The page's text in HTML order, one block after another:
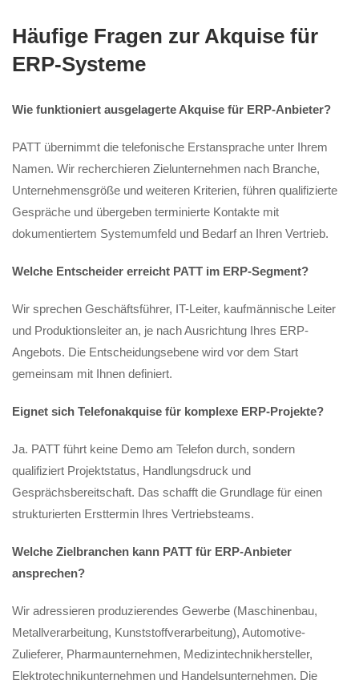
Häufige Fragen zur Akquise für
ERP-Systeme
Wie funktioniert ausgelagerte Akquise für ERP-Anbieter?
PATT übernimmt die telefonische Erstansprache unter Ihrem
Namen. Wir recherchieren Zielunternehmen nach Branche,
Unternehmensgröße und weiteren Kriterien, führen qualifizierte
Gespräche und übergeben terminierte Kontakte mit
dokumentiertem Systemumfeld und Bedarf an Ihren Vertrieb.
Welche Entscheider erreicht PATT im ERP-Segment?
Wir sprechen Geschäftsführer, IT-Leiter, kaufmännische Leiter
und Produktionsleiter an, je nach Ausrichtung Ihres ERP-
Angebots. Die Entscheidungsebene wird vor dem Start
gemeinsam mit Ihnen definiert.
Eignet sich Telefonakquise für komplexe ERP-Projekte?
Ja. PATT führt keine Demo am Telefon durch, sondern
qualifiziert Projektstatus, Handlungsdruck und
Gesprächsbereitschaft. Das schafft die Grundlage für einen
strukturierten Ersttermin Ihres Vertriebsteams.
Welche Zielbranchen kann PATT für ERP-Anbieter
ansprechen?
Wir adressieren produzierendes Gewerbe (Maschinenbau,
Metallverarbeitung, Kunststoffverarbeitung), Automotive-
Zulieferer, Pharmaunternehmen, Medizintechnikhersteller,
Elektrotechnikunternehmen und Handelsunternehmen. Die